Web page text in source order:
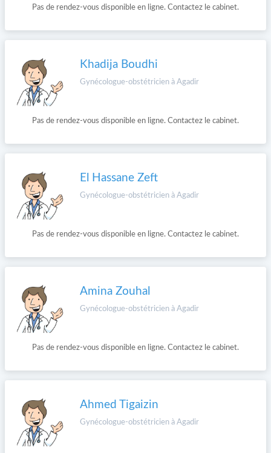
Pas de rendez-vous disponible en ligne. Contactez le cabinet.
Khadija Boudhi
Gynécologue-obstétricien à Agadir
Pas de rendez-vous disponible en ligne. Contactez le cabinet.
El Hassane Zeft
Gynécologue-obstétricien à Agadir
Pas de rendez-vous disponible en ligne. Contactez le cabinet.
Amina Zouhal
Gynécologue-obstétricien à Agadir
Pas de rendez-vous disponible en ligne. Contactez le cabinet.
Ahmed Tigaizin
Gynécologue-obstétricien à Agadir